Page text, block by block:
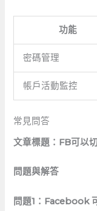
功能
密碼管理
帳戶活動監控
常見問答
文章標題：FB可以
問題與解答
問題1：Facebook